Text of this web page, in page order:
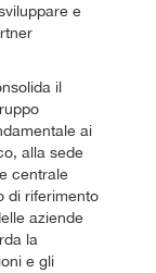
e
il
ai
alla sede
centrale
di riferimento
aziende
la
e gli